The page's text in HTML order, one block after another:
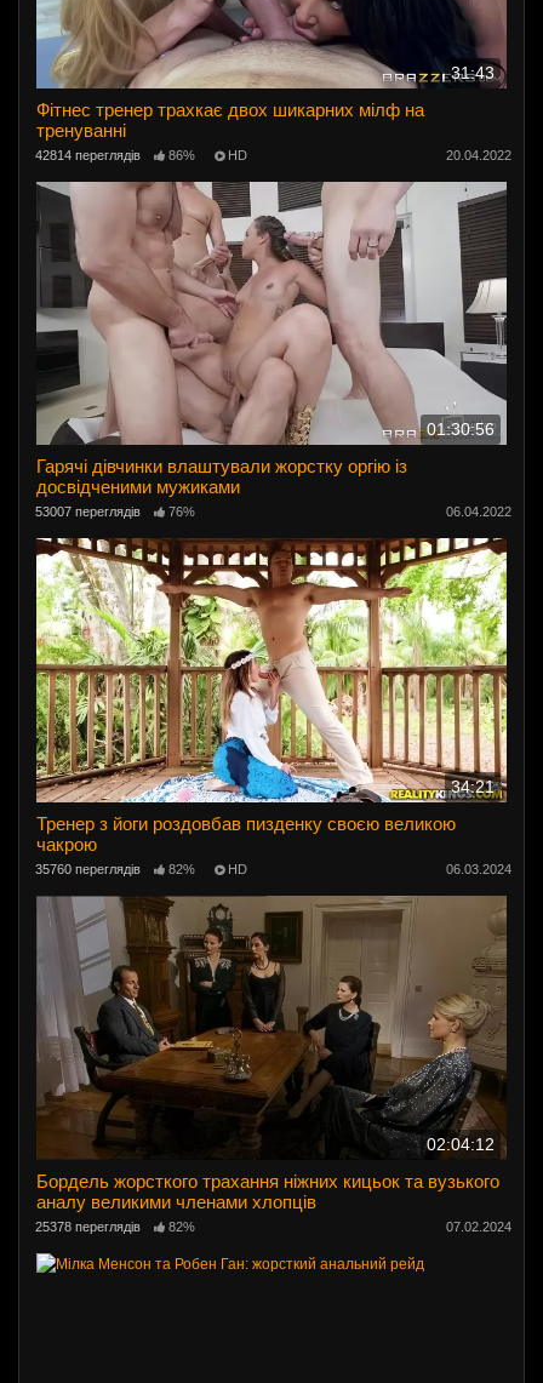
31:43
Фітнес тренер трахкає двох шикарних мілф на
тренуванні
42814 переглядів 86% HD 20.04.2022
01:30:56
Гарячі дівчинки влаштували жорстку оргію із
досвідченими мужиками
53007 переглядів 76% 06.04.2022
34:21
Тренер з йоги роздовбав пизденку своєю великою
чакрою
35760 переглядів 82% HD 06.03.2024
02:04:12
Бордель жорсткого трахання ніжних кицьок та вузького
аналу великими членами хлопців
25378 переглядів 82% 07.02.2024